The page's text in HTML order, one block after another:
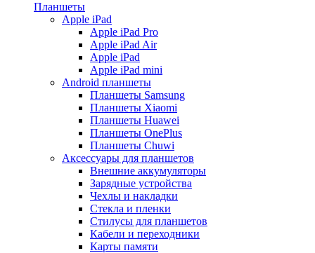
Планшеты
Apple iPad
Apple iPad Pro
Apple iPad Air
Apple iPad
Apple iPad mini
Android планшеты
Планшеты Samsung
Планшеты Xiaomi
Планшеты Huawei
Планшеты OnePlus
Планшеты Chuwi
Аксессуары для планшетов
Внешние аккумуляторы
Зарядные устройства
Чехлы и накладки
Стекла и пленки
Стилусы для планшетов
Кабели и переходники
Карты памяти